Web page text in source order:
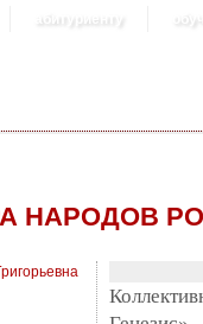
абитуриенту
НАРОДОВ